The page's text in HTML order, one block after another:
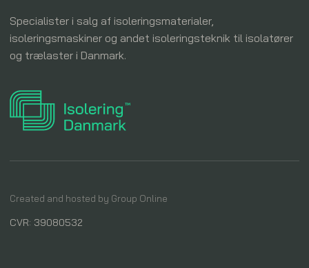
Specialister i salg af isoleringsmaterialer,
isoleringsmaskiner og andet isoleringsteknik til isolatører
og trælaster i Danmark.
Created and hosted by Group Online
CVR: 39080532